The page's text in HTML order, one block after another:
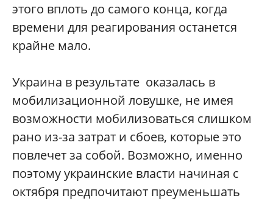
этого вплоть до самого конца, когда
времени для реагирования останется
крайне мало.
Украина в результате оказалась в
мобилизационной ловушке, не имея
возможности мобилизоваться слишком
рано из-за затрат и сбоев, которые это
повлечет за собой. Возможно, именно
поэтому украинские власти начиная с
октября предпочитают преуменьшать